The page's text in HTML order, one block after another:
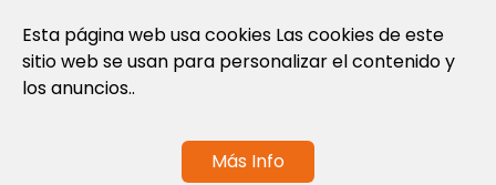
Política de cookies
Nota Legal y Condiciones de Uso de la
Esta página web usa cookies Las cookies de este
sitio web se usan para personalizar el contenido y
los anuncios..
Más Info